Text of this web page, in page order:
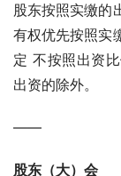
股东按照实缴的
有权优先按照实
定 不按照出资
出资的除外。
——
股东（大）会